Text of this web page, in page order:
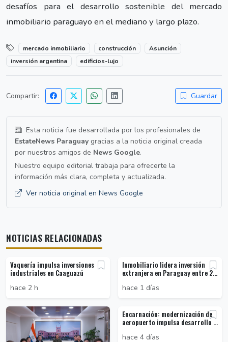
desafíos para el desarrollo sostenible del mercado
inmobiliario paraguayo en el mediano y largo plazo.
mercado inmobiliario construcción
Asunción
inversión argentina
edificios-lujo
Compartir: Guardar
Esta noticia fue desarrollada por los profesionales de
EstateNews Paraguay gracias a la noticia original creada
por nuestros amigos de News Google.
Nuestro equipo editorial trabaja para ofrecerte la
información más clara, completa y actualizada.
Ver noticia original en News Google
NOTICIAS RELACIONADAS
Vaquería impulsa inversiones
industriales en Caaguazú
hace 2 h
Inmobiliario lidera inversión
extranjera en Paraguay entre 2...
hace 1 días
Encarnación: modernización de
aeropuerto impulsa desarrollo ...
hace 4 días